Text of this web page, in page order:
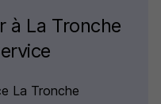
à La Tronche
La Tronche